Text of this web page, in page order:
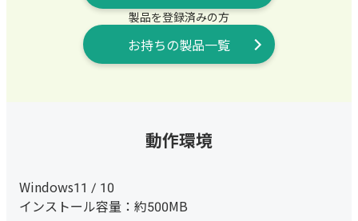
製品を登録済みの方
お持ちの製品一覧
動作環境
Windows11 / 10
インストール容量：約500MB